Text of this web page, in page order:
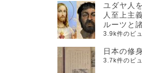
ユダヤ人
人至上主
ルーツと
3.9k件のビ
日本の修
3.7k件のビ